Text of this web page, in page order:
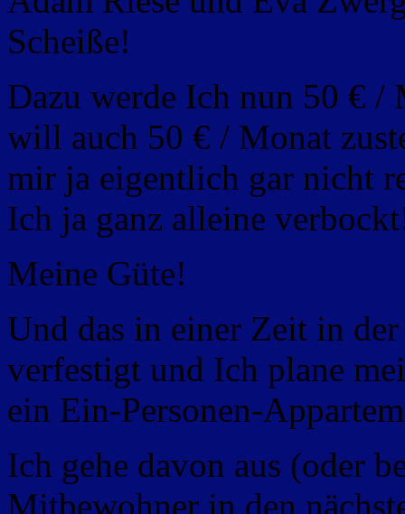
Scheiße!
Dazu werde Ich nun 50 € /
will auch 50 € / Monat
mir ja eigentlich gar nicht
Ich ja ganz alleine
Meine Güte!
Und das in einer Zeit in
verfestigt und Ich plane
ein Ein-Personen-
Ich gehe davon aus (oder
Mitbewohner in den